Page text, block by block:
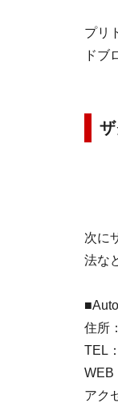
プリ
ドブ
次に
法な
住所
TEL
WEB
アク